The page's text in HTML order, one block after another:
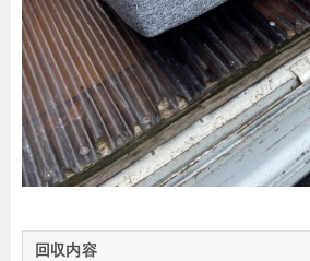
回収内容